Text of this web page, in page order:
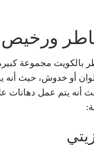
ورخيص
بالكويت مجموعة
أو خدوش، حيث أنه
حيث أنه يتم عمل